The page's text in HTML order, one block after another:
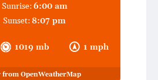
1019 mb 1 mph
Sunrise:6:00 am
Sunset:8:07 pm
from OpenWeatherMap